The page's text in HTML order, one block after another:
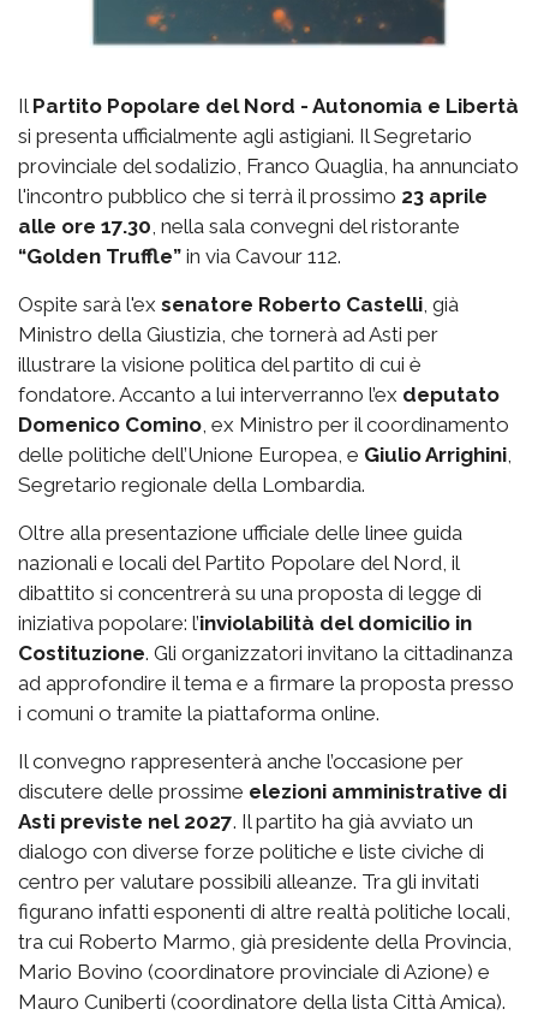
Il Partito Popolare del Nord - Autonomia e Libertà
si presenta ufficialmente agli astigiani. Il Segretario
provinciale del sodalizio, Franco Quaglia, ha annunciato
l'incontro pubblico che si terrà il prossimo 23 aprile
alle ore 17.30 , nella sala convegni del ristorante
“Golden Truffle” in via Cavour 112.
Ospite sarà l'ex senatore Roberto Castelli , già
Ministro della Giustizia, che tornerà ad Asti per
illustrare la visione politica del partito di cui è
fondatore. Accanto a lui interverranno l’ex deputato
Domenico Comino , ex Ministro per il coordinamento
delle politiche dell’Unione Europea, e Giulio Arrighini
Segretario regionale della Lombardia.
Oltre alla presentazione ufficiale delle linee guida
nazionali e locali del Partito Popolare del Nord, il
dibattito si concentrerà su una proposta di legge di
iniziativa popolare: l’inviolabilità del domicilio in
Costituzione. Gli organizzatori invitano la cittadinanza
ad approfondire il tema e a firmare la proposta presso
i comuni o tramite la piattaforma online.
Il convegno rappresenterà anche l’occasione per
discutere delle prossime elezioni amministrative di
Asti previste nel 2027. Il partito ha già avviato un
dialogo con diverse forze politiche e liste civiche di
centro per valutare possibili alleanze. Tra gli invitati
figurano infatti esponenti di altre realtà politiche locali,
tra cui Roberto Marmo, già presidente della Provincia,
Mario Bovino (coordinatore provinciale di Azione) e
Mauro Cuniberti (coordinatore della lista Città Amica).